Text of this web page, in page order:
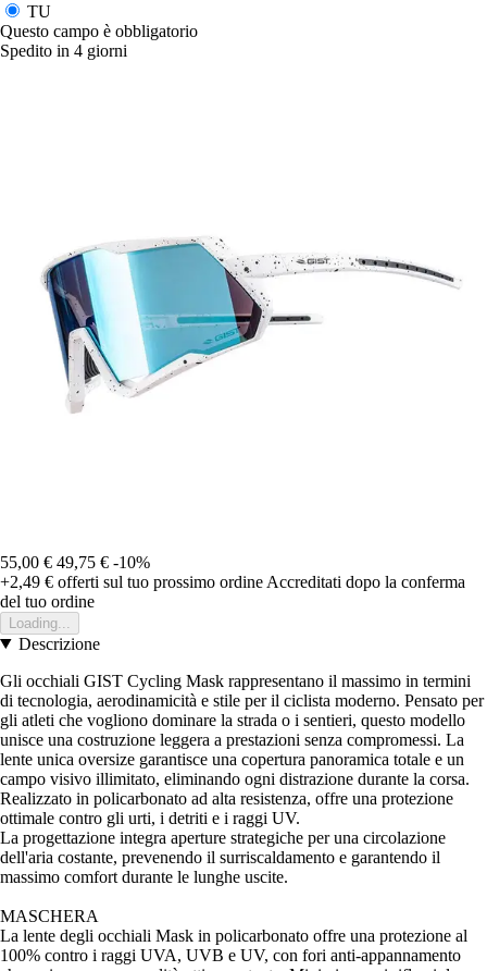
TU
Questo campo è obbligatorio
Spedito in 4 giorni
55,00 € 49,75 € -10%
+2,49 € offerti sul tuo prossimo ordine Accreditati dopo la conferma
del tuo ordine
Loading...
Descrizione
Gli occhiali GIST Cycling Mask rappresentano il massimo in termini
di tecnologia, aerodinamicità e stile per il ciclista moderno. Pensato per
gli atleti che vogliono dominare la strada o i sentieri, questo modello
unisce una costruzione leggera a prestazioni senza compromessi. La
lente unica oversize garantisce una copertura panoramica totale e un
campo visivo illimitato, eliminando ogni distrazione durante la corsa.
Realizzato in policarbonato ad alta resistenza, offre una protezione
ottimale contro gli urti, i detriti e i raggi UV.
La progettazione integra aperture strategiche per una circolazione
dell'aria costante, prevenendo il surriscaldamento e garantendo il
massimo comfort durante le lunghe uscite.
MASCHERA
La lente degli occhiali Mask in policarbonato offre una protezione al
100% contro i raggi UVA, UVB e UV, con fori anti-appannamento